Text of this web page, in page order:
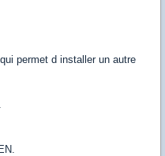
permet d installer un autre